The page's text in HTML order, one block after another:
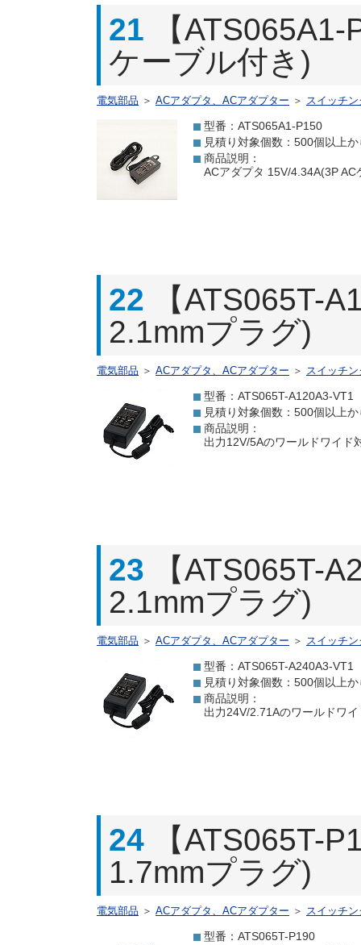
21
【
ケーブル付き)
電気部品 ＞ ACアダプタ、ACアダプター ＞ スイッチ
型番：ATS065A1-P150
見積り対象個数：500個以上か
商品説明：
ACアダプタ 15V/4.34A(3P
22
【ATS065T-
2.1mmプラグ)
電気部品 ＞ ACアダプタ、ACアダプター ＞ スイッチ
型番：ATS065T-A120A3-VT1
見積り対象個数：500個以上か
商品説明：
出力12V/5Aのワールドワイド
23
【ATS065T-
2.1mmプラグ)
電気部品 ＞ ACアダプタ、ACアダプター ＞ スイッチ
型番：ATS065T-A240A3-VT1
見積り対象個数：500個以上か
商品説明：
出力24V/2.71Aのワールドワ
24
【ATS065T-
1.7mmプラグ)
電気部品 ＞ ACアダプタ、ACアダプター ＞ スイッチ
型番：ATS065T-P190